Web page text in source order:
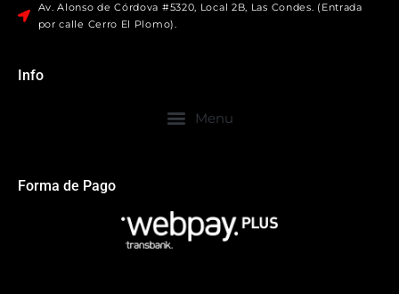
Av. Alonso de Córdova #5320, Local 2B, Las Condes. (Entrada
por calle Cerro El Plomo).
Info
Forma de Pago